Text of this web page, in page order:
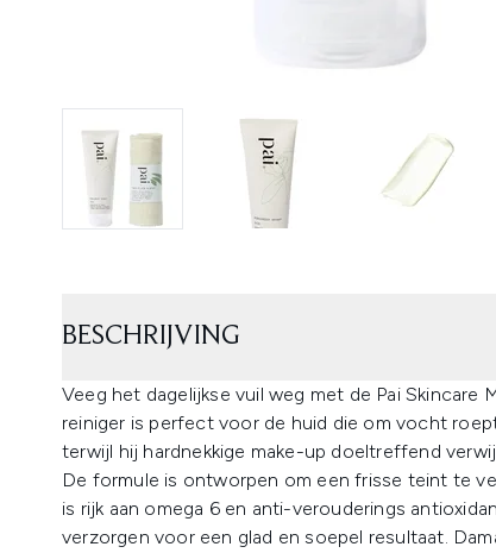
BESCHRIJVING
Veeg het dagelijkse vuil weg met de Pai Skincare
reiniger is perfect voor de huid die om vocht
terwijl hij hardnekkige make-up doeltreffend
De formule is ontworpen om een frisse teint te
is rijk aan omega 6 en anti-verouderings
verzorgen voor een glad en soepel resultaat.